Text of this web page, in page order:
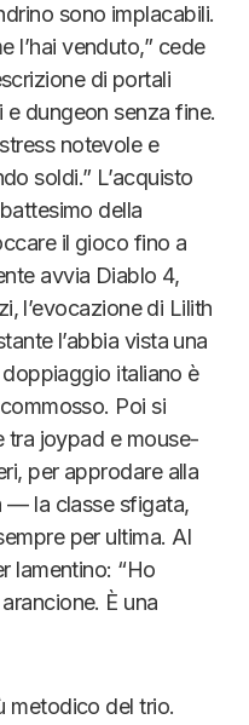
sono implacabili.
l’hai venduto,” cede
di portali
dungeon senza fine.
notevole e
soldi.” L’acquisto
della
il gioco fino a
avvia Diablo 4,
l’evocazione di Lilith
l’abbia vista una
italiano è
Poi si
tra joypad e mouse-
per approdare alla
— la classe sfigata,
per ultima. Al
lamentino: “Ho
È una
metodico del trio.